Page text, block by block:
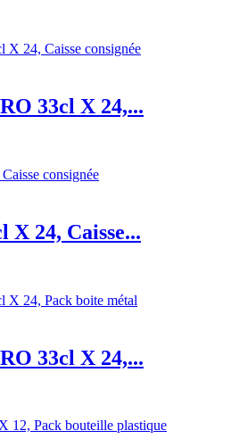
33cl X 24,...
X 24, Caisse...
33cl X 24,...